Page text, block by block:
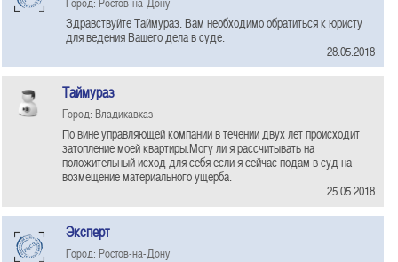
Здравствуйте Таймураз. Вам необходимо обратиться к юристу
для ведения Вашего дела в суде.
28.05.2018
Таймураз
Город: Владикавказ
По вине управляющей компании в течении двух лет происходит
затопление моей квартиры.Могу ли я рассчитывать на
положительный исход для себя если я сейчас подам в суд на
возмещение материального ущерба.
25.05.2018
Эксперт
Город: Ростов-на-Дону